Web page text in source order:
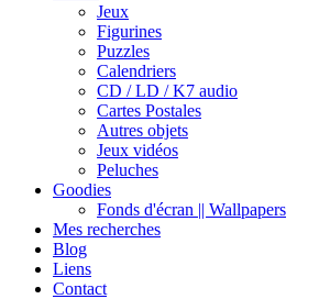
Jeux
Figurines
Puzzles
Calendriers
CD / LD / K7 audio
Cartes Postales
Autres objets
Jeux vidéos
Peluches
Goodies
Fonds d'écran || Wallpapers
Mes recherches
Blog
Liens
Contact